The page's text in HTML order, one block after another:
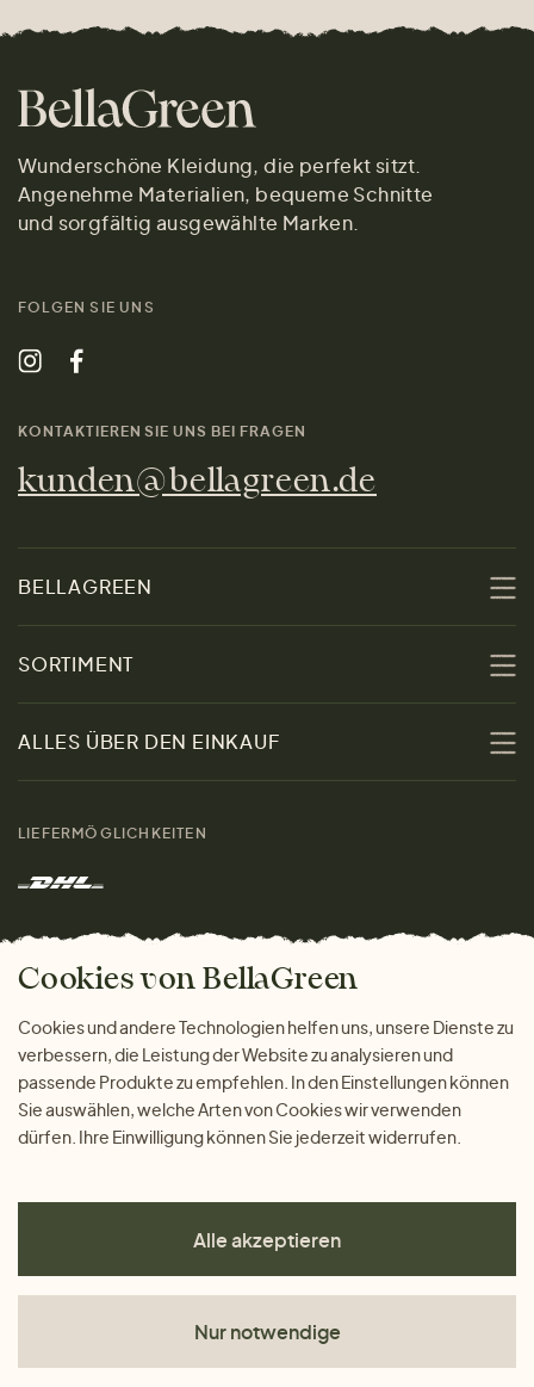
Wunderschöne Kleidung, die perfekt sitzt.
Angenehme Materialien, bequeme Schnitte
und sorgfältig ausgewählte Marken.
FOLGEN SIE UNS
KONTAKTIEREN SIE UNS BEI FRAGEN
kunden@bellagreen.de
BELLAGREEN
Nachhaltigkeit
Kontakt
Marken
Das freundliche Magazin
SORTIMENT
Damen
Herren
Geschenke
ALLES ÜBER DEN EINKAUF
Warum bei uns einkaufen
LIEFERMÖGLICHKEITEN
ZAHLUNGSMÖGLICHKEITEN
Cookies von BellaGreen
Cookies und andere Technologien helfen uns, unsere Dienste zu
verbessern, die Leistung der Website zu analysieren und
passende Produkte zu empfehlen. In den Einstellungen können
Sie auswählen, welche Arten von Cookies wir verwenden
dürfen. Ihre Einwilligung können Sie jederzeit widerrufen.
Alle akzeptieren
Nur notwendige